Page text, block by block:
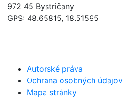
972 45 Bystričany
GPS: 48.65815, 18.51595
Autorské práva
Ochrana osobných údajov
Mapa stránky